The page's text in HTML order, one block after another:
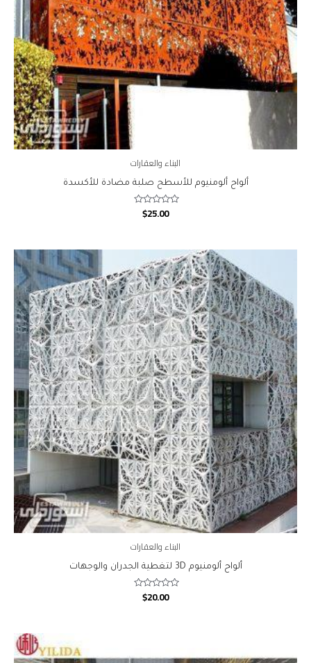
البناء والعقارات
ألواح ألومنيوم للأسطح صلبة مضادة للأكسدة
Rated
$25.00
البناء والعقارات
ألواح ألومنيوم 3D لتغطية الجدران والوجهات
Rated
$20.00